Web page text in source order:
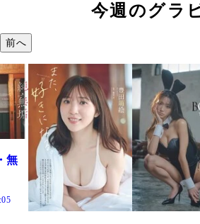
今週のグラ
前へ